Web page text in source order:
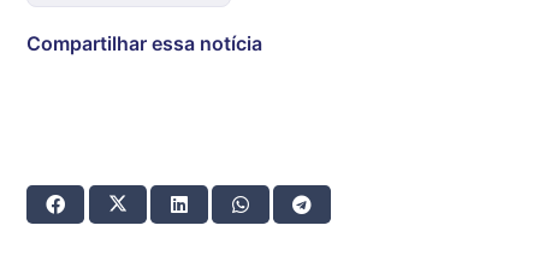
Compartilhar essa notícia